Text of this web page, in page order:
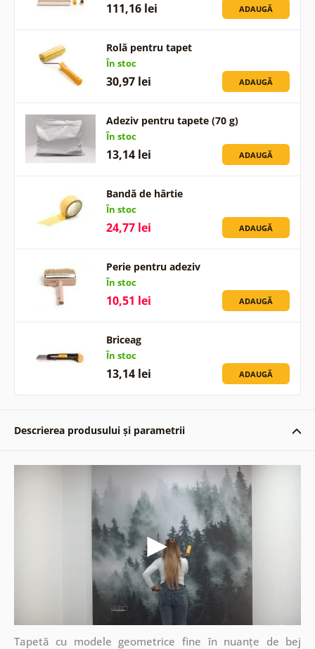
111,16 lei ADAUGĂ
Rolă pentru tapet
În stoc
30,97 lei ADAUGĂ
Adeziv pentru tapete (70 g)
În stoc
13,14 lei ADAUGĂ
Bandă de hârtie
În stoc
24,77 lei ADAUGĂ
Perie pentru adeziv
În stoc
10,51 lei ADAUGĂ
Briceag
În stoc
13,14 lei ADAUGĂ
Descrierea produsului și parametrii
Tapetă cu modele geometrice fine în nuanțe de bej